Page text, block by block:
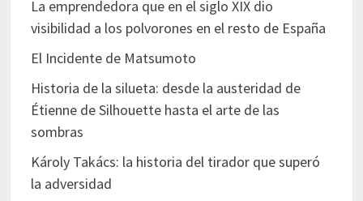
La emprendedora que en el siglo XIX dio
visibilidad a los polvorones en el resto de España
El Incidente de Matsumoto
Historia de la silueta: desde la austeridad de
Étienne de Silhouette hasta el arte de las
sombras
Károly Takács: la historia del tirador que superó
la adversidad